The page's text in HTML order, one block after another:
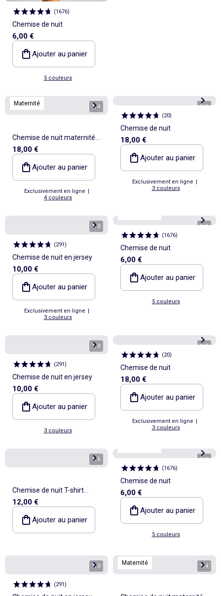
(1676)
Chemise de nuit
6,00 €
Ajouter au panier
5 couleurs
Maternité 1/4
Chemise de nuit maternité
boutonnée
18,00 €
Ajouter au panier
Exclusivement en ligne |
4 couleurs
1/2
(20)
Chemise de nuit
18,00 €
Ajouter au panier
Exclusivement en ligne |
3 couleurs
1/3
(291)
Chemise de nuit en jersey
10,00 €
Ajouter au panier
Exclusivement en ligne |
3 couleurs
1/4
(1676)
Chemise de nuit
6,00 €
Ajouter au panier
5 couleurs
1/3
(291)
Chemise de nuit en jersey
10,00 €
Ajouter au panier
3 couleurs
1/2
(20)
Chemise de nuit
18,00 €
Ajouter au panier
Exclusivement en ligne |
3 couleurs
1/5
Chemise de nuit T-shirt
'Disney' 'Stitch'
12,00 €
Ajouter au panier
1/3
(1676)
Chemise de nuit
6,00 €
Ajouter au panier
5 couleurs
1/3
(291)
Maternité 1/4